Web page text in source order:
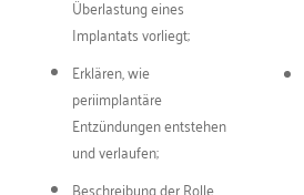
Überlastung eines
Implantats vorliegt;
Erklären, wie
periimplantäre
Entzündungen entstehen
und verlaufen;
Beschreibung der Rolle